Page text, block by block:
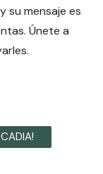
su mensaje es
Únete a